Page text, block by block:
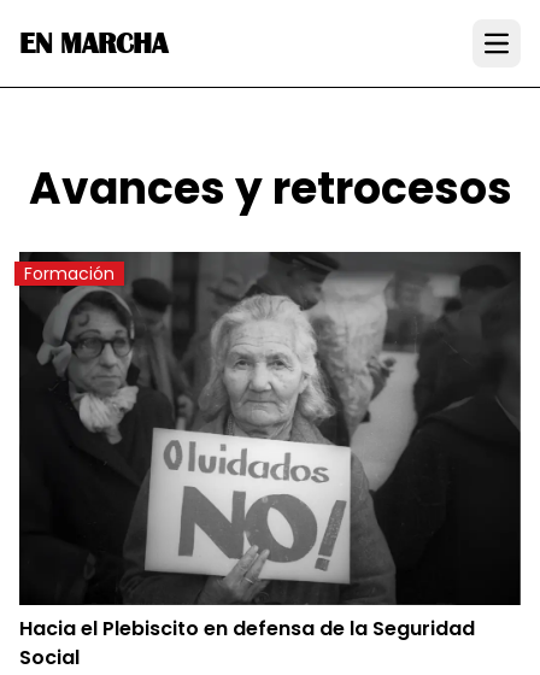
EN MARCHA
Avances y retrocesos
Formación
Hacia el Plebiscito en defensa de la Seguridad
Social